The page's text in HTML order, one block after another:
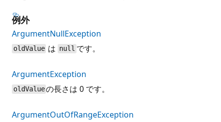
例外
ArgumentNullException
oldValue は null です。
ArgumentException
oldValueの長さは 0 です。
ArgumentOutOfRangeException